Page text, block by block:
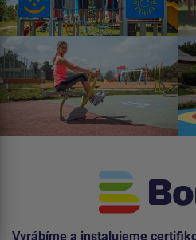
Vyrábíme a instalujeme